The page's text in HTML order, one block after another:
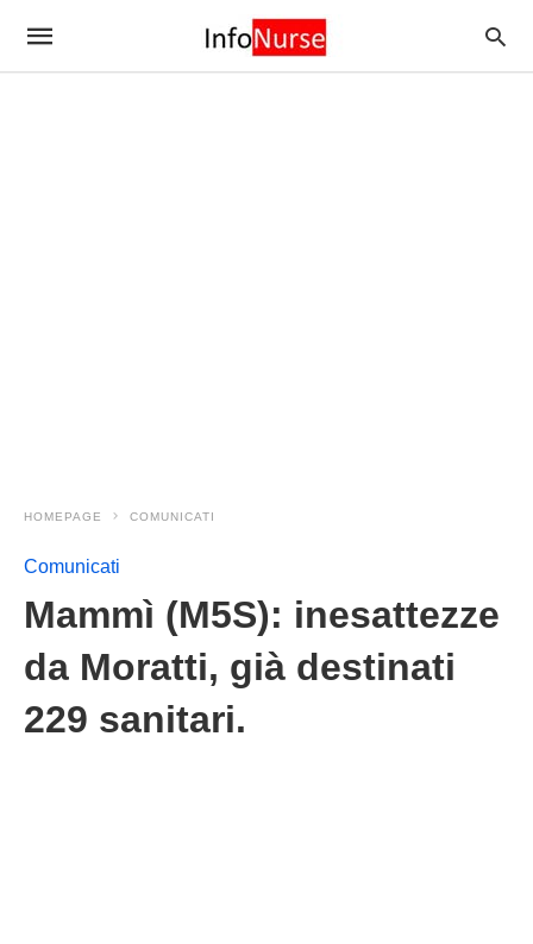
HOMEPAGE COMUNICATI
Comunicati
Mammì (M5S): inesattezze
da Moratti, già destinati
229 sanitari.